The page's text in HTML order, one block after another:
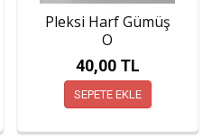
Pleksi Harf Gümüş
O
40,00 TL
SEPETE EKLE